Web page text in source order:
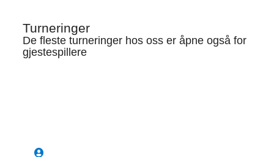
Turneringer
De fleste turneringer hos oss er åpne også for
gjestespillere